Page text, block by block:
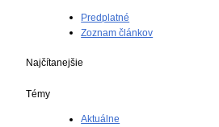
Predplatné
Zoznam článkov
Najčítanejšie
Témy
Aktuálne